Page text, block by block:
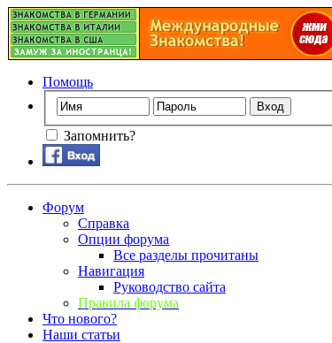
Помощь
Запомнить?
Форум
Справка
Опции форума
Все разделы прочитаны
Навигация
Руководство сайта
Правила форума
Что нового?
Наши статьи